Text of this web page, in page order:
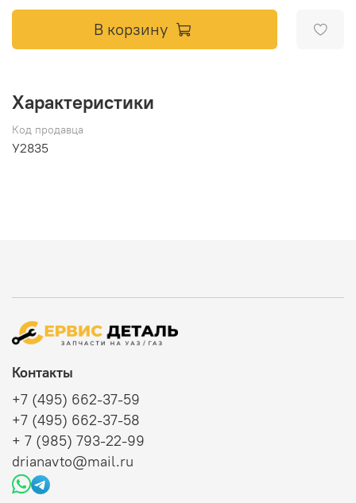
В корзину
Характеристики
Код продавца
У2835
Контакты
+7 (495) 662-37-59
+7 (495) 662-37-58
+ 7 (985) 793-22-99
drianavto@mail.ru